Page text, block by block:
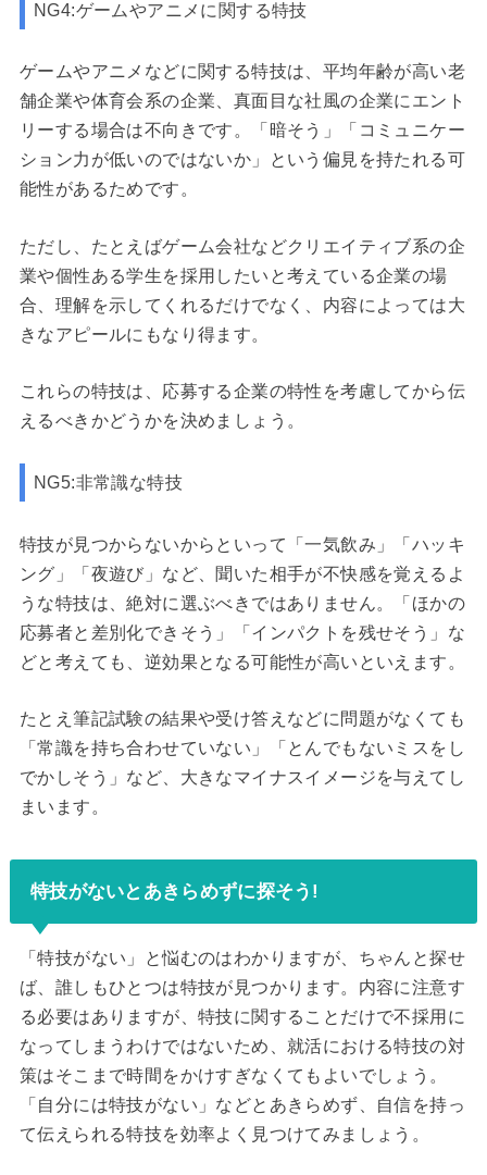
NG4:ゲームやアニメに関する特技
ゲームやアニメなどに関する特技は、平均年齢が高い老
舗企業や体育会系の企業、真面目な社風の企業にエント
リーする場合は不向きです。「暗そう」「コミュニケー
ション力が低いのではないか」という偏見を持たれる可
能性があるためです。
ただし、たとえばゲーム会社などクリエイティブ系の企
業や個性ある学生を採用したいと考えている企業の場
合、理解を示してくれるだけでなく、内容によっては大
きなアピールにもなり得ます。
これらの特技は、応募する企業の特性を考慮してから伝
えるべきかどうかを決めましょう。
NG5:非常識な特技
特技が見つからないからといって「一気飲み」「ハッキ
ング」「夜遊び」など、聞いた相手が不快感を覚えるよ
うな特技は、絶対に選ぶべきではありません。「ほかの
応募者と差別化できそう」「インパクトを残せそう」な
どと考えても、逆効果となる可能性が高いといえます。
たとえ筆記試験の結果や受け答えなどに問題がなくても
「常識を持ち合わせていない」「とんでもないミスをし
でかしそう」など、大きなマイナスイメージを与えてし
まいます。
特技がないとあきらめずに探そう!
「特技がない」と悩むのはわかりますが、ちゃんと探せ
ば、誰しもひとつは特技が見つかります。内容に注意す
る必要はありますが、特技に関することだけで不採用に
なってしまうわけではないため、就活における特技の対
策はそこまで時間をかけすぎなくてもよいでしょう。
「自分には特技がない」などとあきらめず、自信を持っ
て伝えられる特技を効率よく見つけてみましょう。